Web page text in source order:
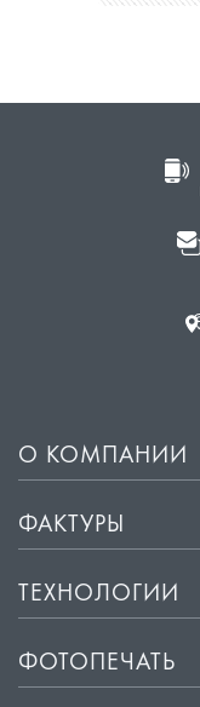
О КОМПАНИИ
ФАКТУРЫ
ТЕХНОЛОГИИ
ФОТОПЕЧАТЬ